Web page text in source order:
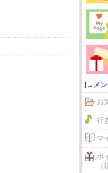
[→メン
お
行
マ
ポ